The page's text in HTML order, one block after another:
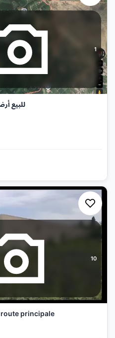
1
للبيع
10
route principale